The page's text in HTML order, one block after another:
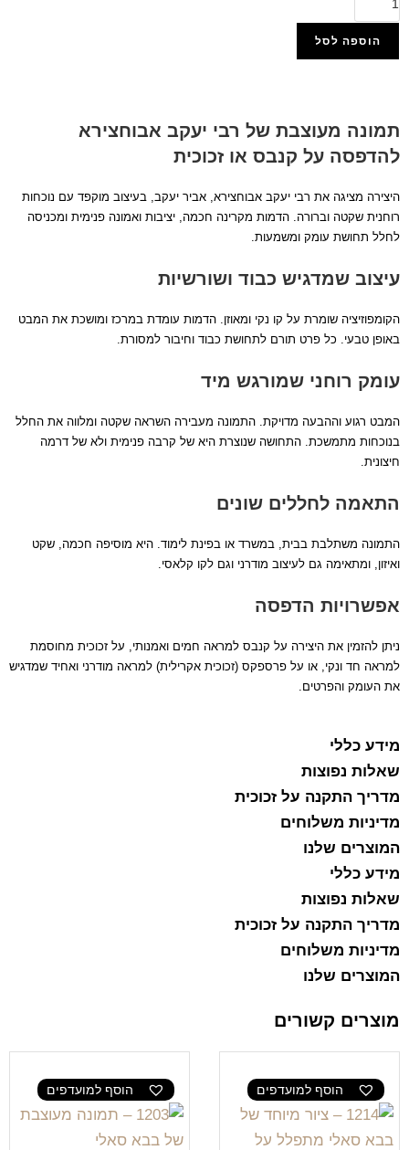
הוספה לסל
תמונה מעוצבת של רבי יעקב אבוחצירא
להדפסה על קנבס או זכוכית
היצירה מציגה את רבי יעקב אבוחצירא, אביר יעקב, בעיצוב מוקפד עם נוכחות
רוחנית שקטה וברורה. הדמות מקרינה חכמה, יציבות ואמונה פנימית ומכניסה
לחלל תחושת עומק ומשמעות.
עיצוב שמדגיש כבוד ושורשיות
הקומפוזיציה שומרת על קו נקי ומאוזן. הדמות עומדת במרכז ומושכת את המבט
באופן טבעי. כל פרט תורם לתחושת כבוד וחיבור למסורת.
עומק רוחני שמורגש מיד
המבט רגוע וההבעה מדויקת. התמונה מעבירה השראה שקטה ומלווה את החלל
בנוכחות מתמשכת. התחושה שנוצרת היא של קרבה פנימית ולא של דרמה
חיצונית.
התאמה לחללים שונים
התמונה משתלבת בבית, במשרד או בפינת לימוד. היא מוסיפה חכמה, שקט
ואיזון, ומתאימה גם לעיצוב מודרני וגם לקו קלאסי.
אפשרויות הדפסה
ניתן להזמין את היצירה על קנבס למראה חמים ואמנותי, על זכוכית מחוסמת
למראה חד ונקי, או על פרספקס (זכוכית אקרילית) למראה מודרני ואחיד שמדגיש
את העומק והפרטים.
מידע כללי
שאלות נפוצות
מדריך התקנה על זכוכית
מדיניות משלוחים
המוצרים שלנו
מידע כללי
שאלות נפוצות
מדריך התקנה על זכוכית
מדיניות משלוחים
המוצרים שלנו
מוצרים קשורים
הוסף למועדפים הוסף למועדפים